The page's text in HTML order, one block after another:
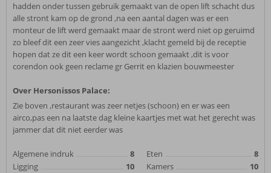
hadden onder tussen gebruik gemaakt van de open lift schacht dus
alle stront kam op de grond ,na een aantal dagen was er een
monteur de lift werd gemaakt maar de stront werd niet op geruimd
zo bleef dit een zeer vies aangezicht ,klacht gemeld bij de receptie
hopen dat ze dit een keer wordt schoon gemaakt ,dit is voor
corendon ook geen reclame gr Gerrit en klazien bouwmeester
Over Hersonissos Palace:
Zie boven ,restaurant was zeer netjes (schoon) en er was een
airco,pas een na laatste dag kleine kaartjes met wat het gerecht was
jammer dat dit niet eerder was
Algemene indruk
8
Ligging
10
Eten
8
Kamers
10